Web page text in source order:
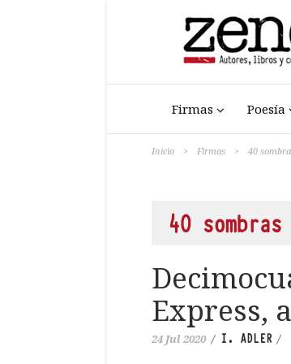
Firmas Poesía
Inicio > Firmas > 40
40
Express,
24 Jul 2020 / I. ADLER /